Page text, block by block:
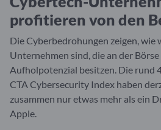
profitieren von den
Die Cyberbedrohungen zeigen,
Unternehmen sind, die an der
Aufholpotenzial besitzen. Die rund
CTA Cybersecurity Index haben
zusammen nur etwas mehr als ein
Apple.